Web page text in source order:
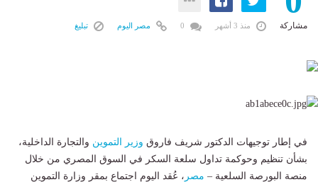
مشاركة منذ 3 أشهر مصر اليوم تبليغ
في إطار توجيهات الدكتور شريف فاروق وزير التموين والتجارة الداخلية،
بشأن تنظيم وحوكمة تداول سلعة السكر في السوق المصري من خلال
منصة البورصة السلعية – مصر ، عُقد اليوم اجتماع بمقر وزارة التموين